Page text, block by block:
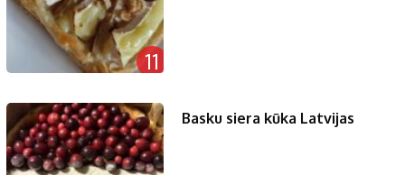
11
Basku siera kūka Latvijas